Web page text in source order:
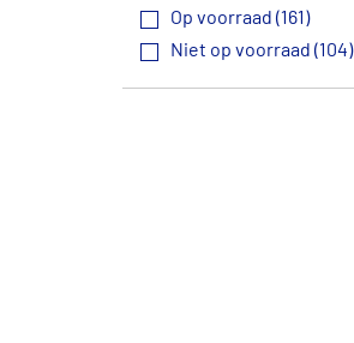
Op voorraad (161)
Niet op voorraad (104)